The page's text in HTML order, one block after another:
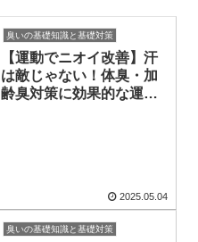
臭いの基礎知識と基礎対策
【運動でニオイ改善】汗
は敵じゃない！体臭・加
齢臭対策に効果的な運動
2025.05.04
臭いの基礎知識と基礎対策